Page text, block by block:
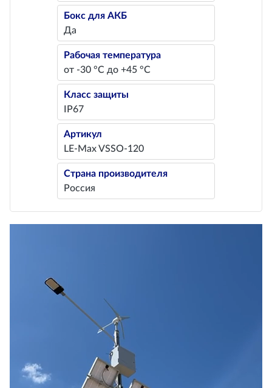
Бокс для АКБ
Да
Рабочая температура
от -30 °C до +45 °C
Класс защиты
IP67
Артикул
LE-Max VSSO-120
Страна производителя
Россия